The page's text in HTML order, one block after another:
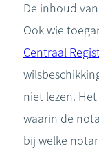
De inhoud
Ook wie
Centraal
niet lezen.
waarin de
bij welke